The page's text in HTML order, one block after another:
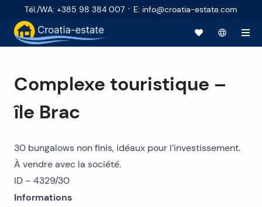
Tél./WA: +385 98 384 007 · E: info@croatia-estate.com
Complexe touristique –
île Brac
30 bungalows non finis, idéaux pour l’investissement.
À vendre avec la société.
ID – 4329/30
Informations